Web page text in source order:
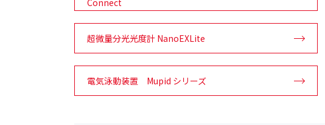
Connect
超微量分光光度計 NanoEXLite
電気泳動装置 Mupid シリーズ